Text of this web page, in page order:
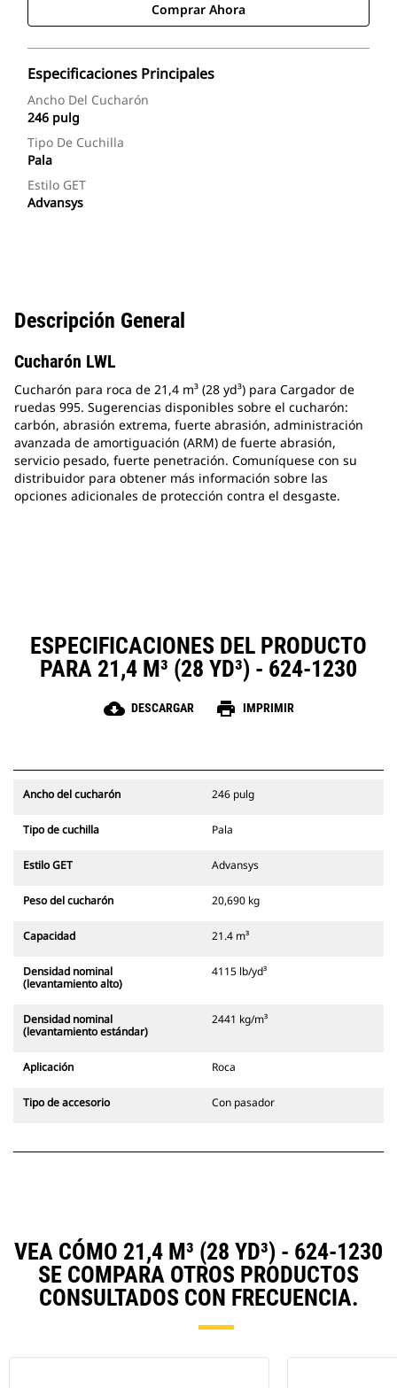
Comprar Ahora
Especificaciones Principales
Ancho Del Cucharón
246 pulg
Tipo De Cuchilla
Pala
Estilo GET
Advansys
Descripción General
Cucharón LWL
Cucharón para roca de 21,4 m³ (28 yd³) para Cargador de
ruedas 995. Sugerencias disponibles sobre el cucharón:
carbón, abrasión extrema, fuerte abrasión, administración
avanzada de amortiguación (ARM) de fuerte abrasión,
servicio pesado, fuerte penetración. Comuníquese con su
distribuidor para obtener más información sobre las
opciones adicionales de protección contra el desgaste.
ESPECIFICACIONES DEL PRODUCTO
PARA 21,4 M³ (28 YD³) - 624-1230
cloud_download DESCARGAR print IMPRIMIR
Ancho del cucharón 246 pulg
Tipo de cuchilla Pala
Estilo GET Advansys
Peso del cucharón 20,690 kg
Capacidad 21.4 m³
Densidad nominal
(levantamiento alto)
4115 lb/yd³
Densidad nominal
(levantamiento estándar)
2441 kg/m³
Aplicación Roca
Tipo de accesorio Con pasador
VEA CÓMO 21,4 M³ (28 YD³) - 624-1230
SE COMPARA OTROS PRODUCTOS
CONSULTADOS CON FRECUENCIA.